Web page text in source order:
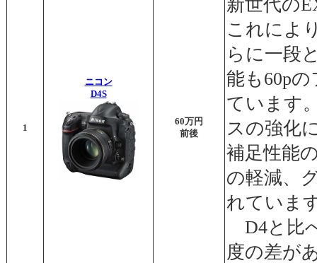
1
ニコン
D4S
60万円
前後
新世代の
これによ
らに一段
能も60p
ています
スの強化
補足性能
の軽減、
れていま
D4と比
度の差が